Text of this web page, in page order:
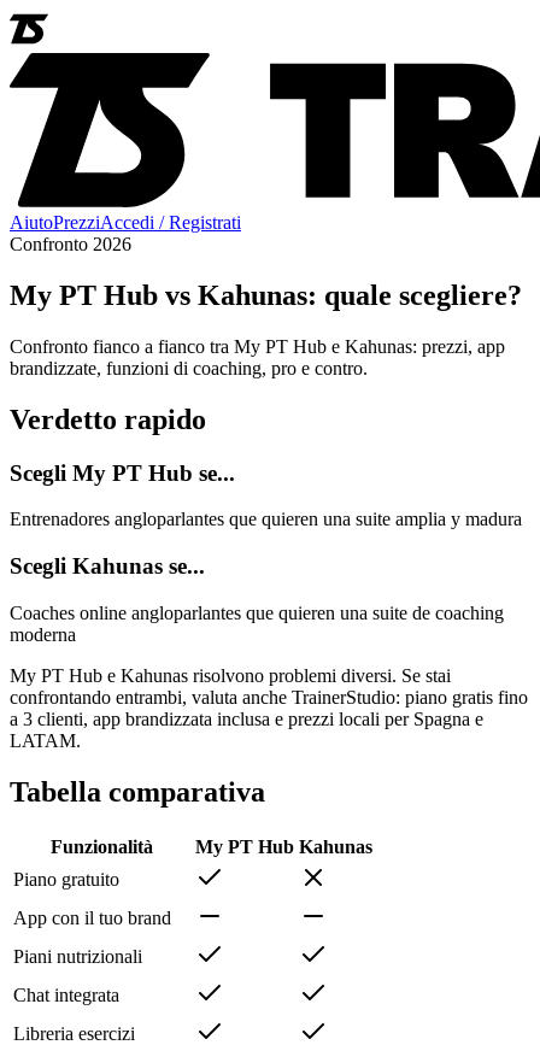
AiutoPrezziAccedi / Registrati
Confronto 2026
My PT Hub vs Kahunas: quale scegliere?
Confronto fianco a fianco tra My PT Hub e Kahunas: prezzi, app
brandizzate, funzioni di coaching, pro e contro.
Verdetto rapido
Scegli My PT Hub se...
Entrenadores angloparlantes que quieren una suite amplia y madura
Scegli Kahunas se...
Coaches online angloparlantes que quieren una suite de coaching
moderna
My PT Hub e Kahunas risolvono problemi diversi. Se stai
confrontando entrambi, valuta anche TrainerStudio: piano gratis fino
a 3 clienti, app brandizzata inclusa e prezzi locali per Spagna e
LATAM.
Tabella comparativa
Funzionalità My PT Hub Kahunas
Piano gratuito
App con il tuo brand
Piani nutrizionali
Chat integrata
Libreria esercizi